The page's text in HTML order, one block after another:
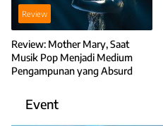
Review
Review: Mother Mary, Saat
Musik Pop Menjadi Medium
Pengampunan yang Absurd
Event